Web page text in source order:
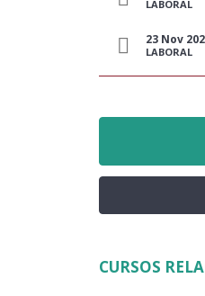
LABORAL
23 Nov
LABORAL
CURSOS